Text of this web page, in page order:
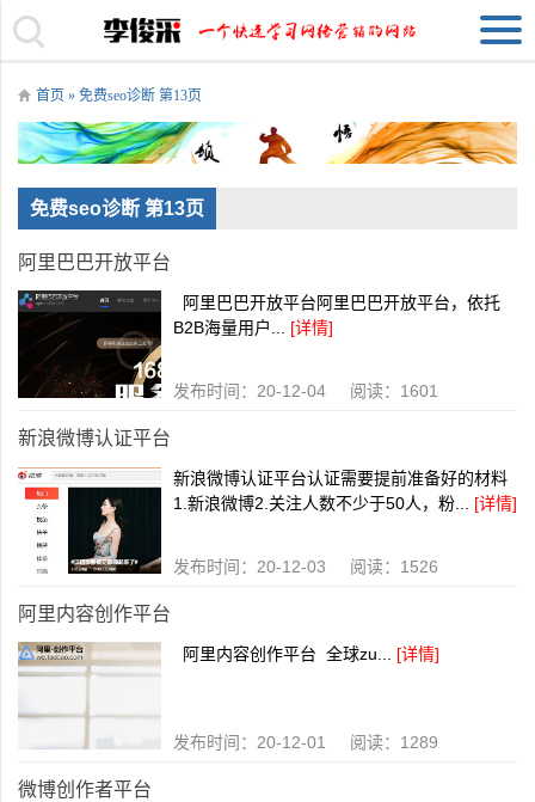
首页 » 免费seo诊断 第13页
免费seo诊断 第13页
阿里巴巴开放平台
阿里巴巴开放平台阿里巴巴开放平台，依托
B2B海量用户... [详情]
发布时间：20-12-04 阅读：1601
新浪微博认证平台
新浪微博认证平台认证需要提前准备好的材料
1.新浪微博2.关注人数不少于50人，粉... [详情]
发布时间：20-12-03 阅读：1526
阿里内容创作平台
阿里内容创作平台 全球zu... [详情]
发布时间：20-12-01 阅读：1289
微博创作者平台